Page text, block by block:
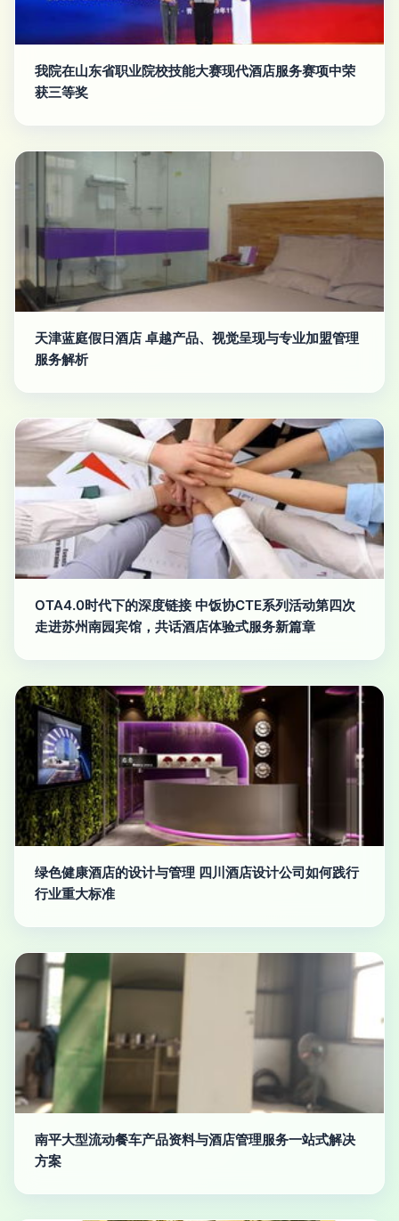
我院在山东省职业院校技能大赛现代酒店服务赛项中荣
获三等奖
天津蓝庭假日酒店 卓越产品、视觉呈现与专业加盟管理
服务解析
OTA4.0时代下的深度链接 中饭协CTE系列活动第四次
走进苏州南园宾馆，共话酒店体验式服务新篇章
绿色健康酒店的设计与管理 四川酒店设计公司如何践行
行业重大标准
南平大型流动餐车产品资料与酒店管理服务一站式解决
方案